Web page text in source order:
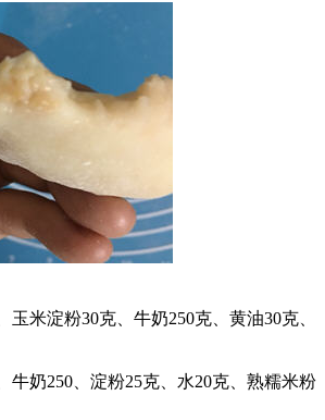
玉米淀粉30克、牛奶250克、黄油30克、
牛奶250、淀粉25克、水20克、熟糯米粉